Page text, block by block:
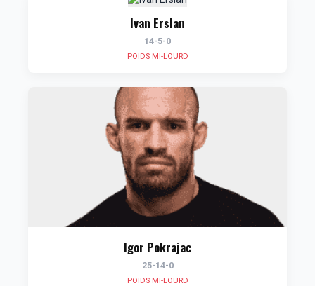
Ivan Erslan
14-5-0
POIDS MI-LOURD
Igor Pokrajac
25-14-0
POIDS MI-LOURD